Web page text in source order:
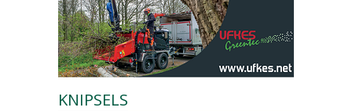
KNIPSELS